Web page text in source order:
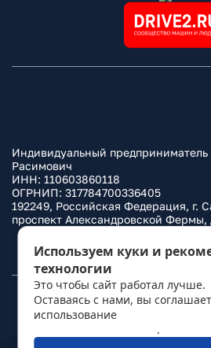
Индивидуальный
Расимович
ИНН: 110603860118
ОГРНИП: 317784700336405
192249, Российская Федерация, г.
проспект Александровской Фермы,
Политика
© 2010– 2026
Используем куки и
технологии
Это чтобы сайт работал лучше.
Оставаясь с нами, вы
использование
.